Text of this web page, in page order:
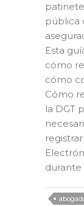
pública
Esta
cómo
cómo
Cómo
la DGT